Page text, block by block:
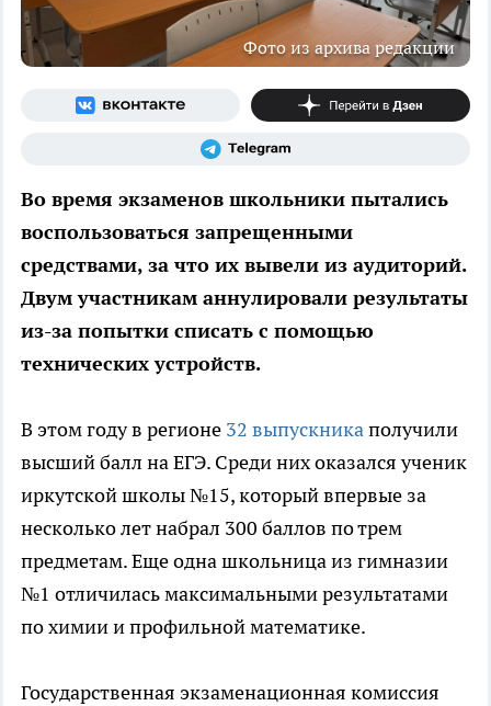
Фото из архива редакции
Во время экзаменов школьники пытались
воспользоваться запрещенными
средствами, за что их вывели из аудиторий.
Двум участникам аннулировали результаты
из-за попытки списать с помощью
технических устройств.
В этом году в регионе 32 выпускникаполучили
высший балл на ЕГЭ. Среди них оказался ученик
иркутской школы №15, который впервые за
несколько лет набрал 300 баллов по трем
предметам. Еще одна школьница из гимназии
№1 отличилась максимальными результатами
по химии и профильной математике.
Государственная экзаменационная комиссия